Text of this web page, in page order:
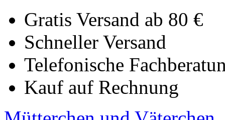
Gratis Versand ab 80 €
Schneller Versand
Telefonische
Kauf auf Rechnung